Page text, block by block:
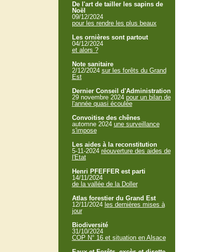
De l'art de tailler les sapins de
Noël
09/12/2024
pour les rendre les plus beaux
Les ornières sont partout
04/12/2024
et alors ?
Note sanitaire
2/12/2024 sur les forêts du Grand
Est
Dernier Conseil d'Administration
29 novembre 2024 pour un bilan de
l'année quasi écoulée
Convoitise des chênes
automne 2024 une surveillance
s'impose
Les aides à la reconstitution
5-11-2024 réouverture des aides de
l'Etat
Henri PFEFFER est parti
14/11/2024
de la vallée de la Doller
Atlas forestier du Grand Est
12/11/2024 les dernières mises à
jour
Biodiversité
31/10/2024
COP N° 16 et situation en Alsace